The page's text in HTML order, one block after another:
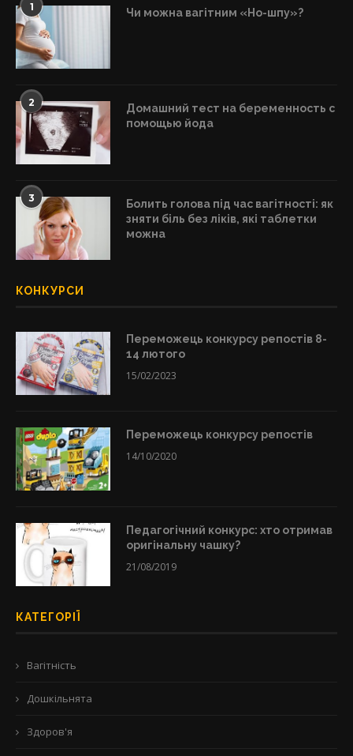
1 Чи можна вагітним «Но-шпу»?
2
Домашний тест на беременность с
помощью йода
3
Болить голова під час вагітності: як
зняти біль без ліків, які таблетки
можна
КОНКУРСИ
Переможець конкурсу репостів 8-
14 лютого
15/02/2023
Переможець конкурсу репостів
14/10/2020
Педагогічний конкурс: хто отримав
оригінальну чашку?
21/08/2019
КАТЕГОРІЇ
Вагітність
Дошкільнята
Здоров'я